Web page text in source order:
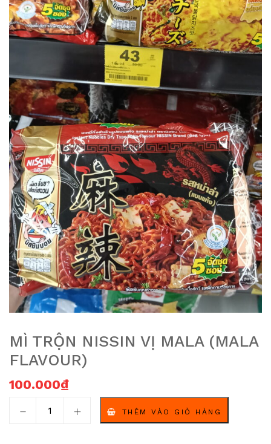
MÌ TRỘN NISSIN VỊ MALA (MALA
FLAVOUR)
100.000₫
THÊM VÀO GIỎ HÀNG